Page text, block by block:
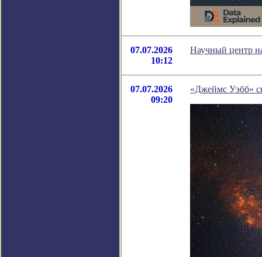
07.07.2026
10:12
Научный центр
07.07.2026
09:20
«Джеймс Уэбб»